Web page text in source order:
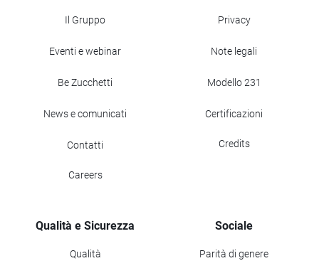
Il Gruppo
Eventi e webinar
Be Zucchetti
News e comunicati
Contatti
Careers
Privacy
Note legali
Modello 231
Certificazioni
Credits
Qualità e Sicurezza
Qualità
Sociale
Parità di genere